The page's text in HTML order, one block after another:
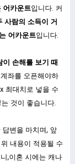
어카운트입니다. 커
사람의 소득이 거
어카운트입니다.
손해를 보기 때
좌를 오픈해야하
최대치로 넣을 수
것이 좋습니다.
변을 마치며, 앞
내용이 적용될 수
,이혼 시에는 캐나